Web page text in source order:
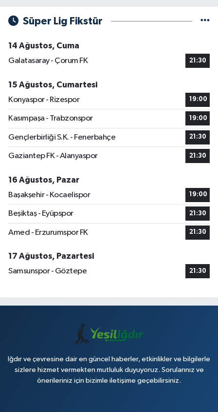
Süper Lig Fikstür
14 Ağustos, Cuma
Galatasaray - Çorum FK
21:30
15 Ağustos, Cumartesi
Konyaspor - Rizespor
19:00
Kasımpaşa - Trabzonspor 19:00
Gençlerbirliği S.K. - Fenerbahçe 21:30
Gaziantep FK - Alanyaspor 21:30
16 Ağustos, Pazar
Başakşehir - Kocaelispor
19:00
Beşiktaş - Eyüpspor 21:30
Amed - Erzurumspor FK 21:30
17 Ağustos, Pazartesi
Samsunspor - Göztepe
21:30
Iğdır ve çevresine dair en güncel haberler, etkinlikler ve bilgilerle
sizlere hizmet vermekten mutluluk duyuyoruz. Sorularınız ve
önerileriniz için bizimle iletişime geçebilirsiniz.